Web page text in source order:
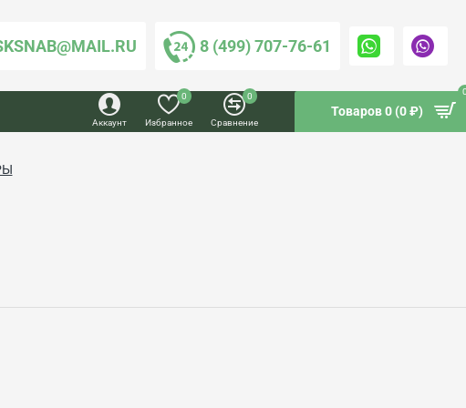
8 (499) 707-76-61
Аккаунт Избранное
0
Сравнение
0
Товаров 0 (0 ₽)